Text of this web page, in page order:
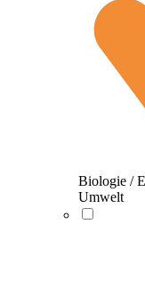
Biologie /
Umwelt